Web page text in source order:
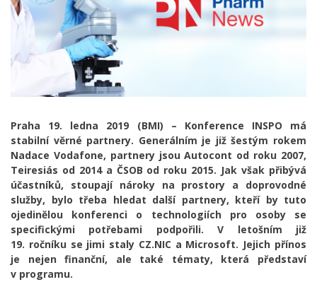
Praha 19. ledna 2019 (BMI) – Konference INSPO má
stabilní věrné partnery. Generálním je již šestým rokem
Nadace Vodafone, partnery jsou Autocont od roku 2007,
Teiresiás od 2014 a ČSOB od roku 2015. Jak však přibývá
účastníků, stoupají nároky na prostory a doprovodné
služby, bylo třeba hledat další partnery, kteří by tuto
ojedinělou konferenci o technologiích pro osoby se
specifickými potřebami podpořili. V letošním již
19. ročníku se jimi staly CZ.NIC a Microsoft. Jejich přínos
je nejen finanční, ale také tématy, která představí
v programu.